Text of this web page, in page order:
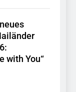
with You“